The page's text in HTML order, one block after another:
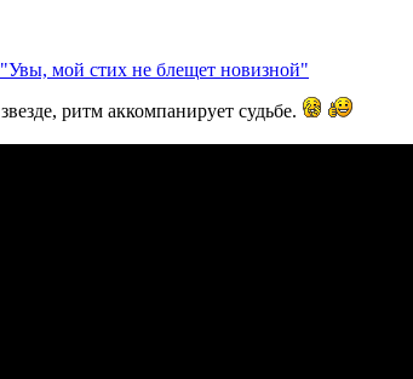
мой стих не блещет новизной"
ритм аккомпанирует судьбе.